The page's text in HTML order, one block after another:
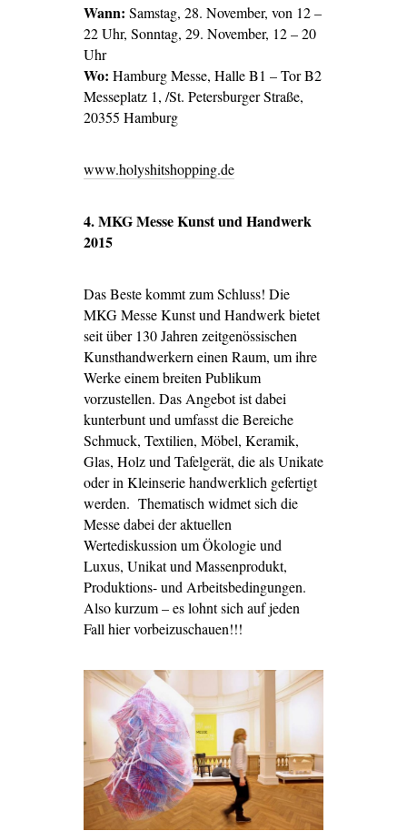
Wann: Samstag, 28. November, von 12 –
22 Uhr, Sonntag, 29. November, 12 – 20
Uhr
Wo: Hamburg Messe, Halle B1 – Tor B2
Messeplatz 1, /St. Petersburger Straße,
20355 Hamburg
www.holyshitshopping.de
4. MKG Messe Kunst und Handwerk
2015
Das Beste kommt zum Schluss! Die
MKG Messe Kunst und Handwerk bietet
seit über 130 Jahren zeitgenössischen
Kunsthandwerkern einen Raum, um ihre
Werke einem breiten Publikum
vorzustellen. Das Angebot ist dabei
kunterbunt und umfasst die Bereiche
Schmuck, Textilien, Möbel, Keramik,
Glas, Holz und Tafelgerät, die als Unikate
oder in Kleinserie handwerklich gefertigt
werden. Thematisch widmet sich die
Messe dabei der aktuellen
Wertediskussion um Ökologie und
Luxus, Unikat und Massenprodukt,
Produktions- und Arbeitsbedingungen.
Also kurzum – es lohnt sich auf jeden
Fall hier vorbeizuschauen!!!